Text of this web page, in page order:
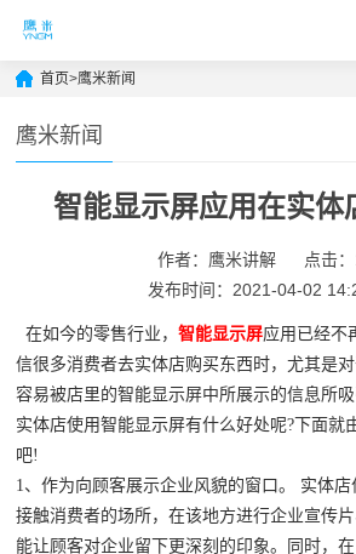
首页>鹰米新闻
鹰米新闻
智能显示屏应用在实体
作者：鹰米讲解
点击
发布时间：2021-04-02
在如今的零售行业，智能显示屏应用已经不
信很多消费者去实体店购买东西时，尤其是
容易被店里的智能显示屏中所展示的信息所
实体店使用智能显示屏有什么好处呢?下面就
吧!
1、作为向顾客展示企业风貌的窗口。 实体
接触消费者的场所，在该地方进行企业宣传
能让顾客对企业留下更深刻的印象。同时，